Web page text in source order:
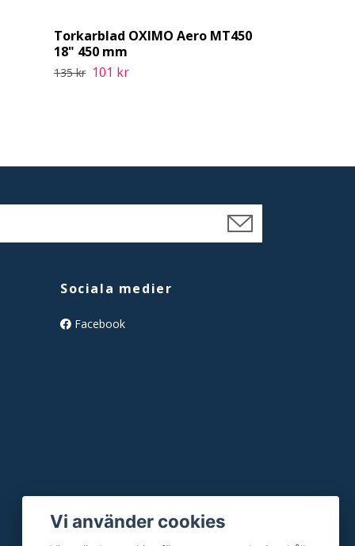
Torkarblad OXIMO Aero MT450
18" 450 mm
135 kr 101 kr
Sociala medier
Facebook
Vi använder cookies